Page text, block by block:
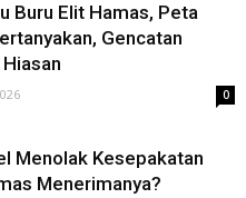
Buru Elit Hamas, Peta
Gencatan
0
Menolak Kesepakatan
Menerimanya?